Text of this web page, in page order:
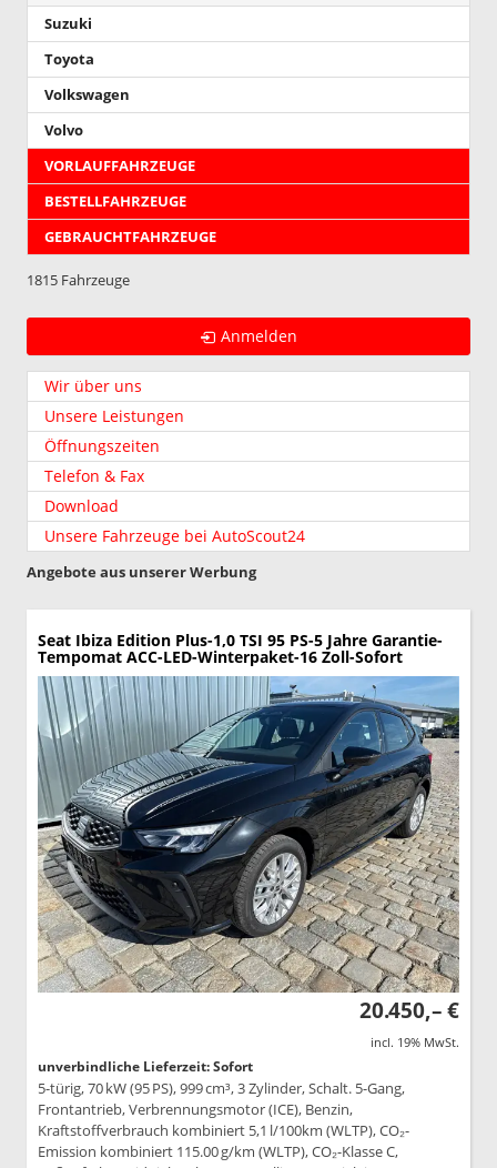
Suzuki
Toyota
Volkswagen
Volvo
VORLAUFFAHRZEUGE
BESTELLFAHRZEUGE
GEBRAUCHTFAHRZEUGE
1815 Fahrzeuge
Anmelden
Wir über uns
Unsere Leistungen
Öffnungszeiten
Telefon & Fax
Download
Unsere Fahrzeuge bei AutoScout24
Angebote aus unserer Werbung
Seat Ibiza Edition Plus-1,0 TSI 95 PS-5 Jahre Garantie-
Tempomat ACC-LED-Winterpaket-16 Zoll-Sofort
20.450,– €
incl. 19% MwSt.
unverbindliche Lieferzeit: Sofort
5-türig, 70 kW (95 PS), 999 cm³, 3 Zylinder, Schalt. 5-Gang,
Frontantrieb, Verbrennungsmotor (ICE), Benzin,
Kraftstoffverbrauch kombiniert 5,1 l/100km (WLTP), CO₂-
Emission kombiniert 115.00 g/km (WLTP), CO₂-Klasse C,